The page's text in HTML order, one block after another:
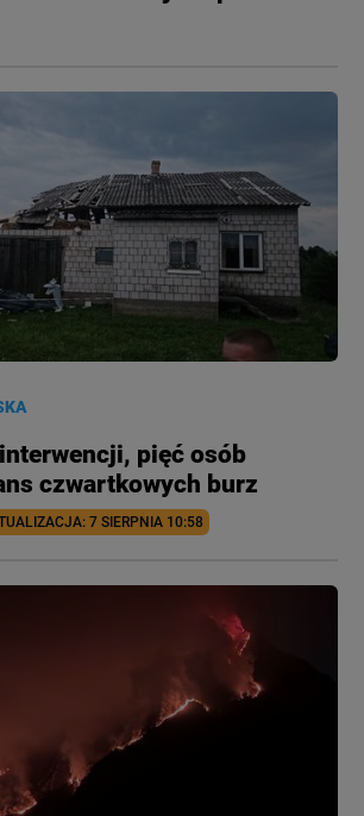
pięć osób
czwartkowych burz
7 SIERPNIA 10:58